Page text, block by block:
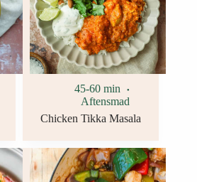
45-60 min
Aftensmad
Chicken Tikka Masala